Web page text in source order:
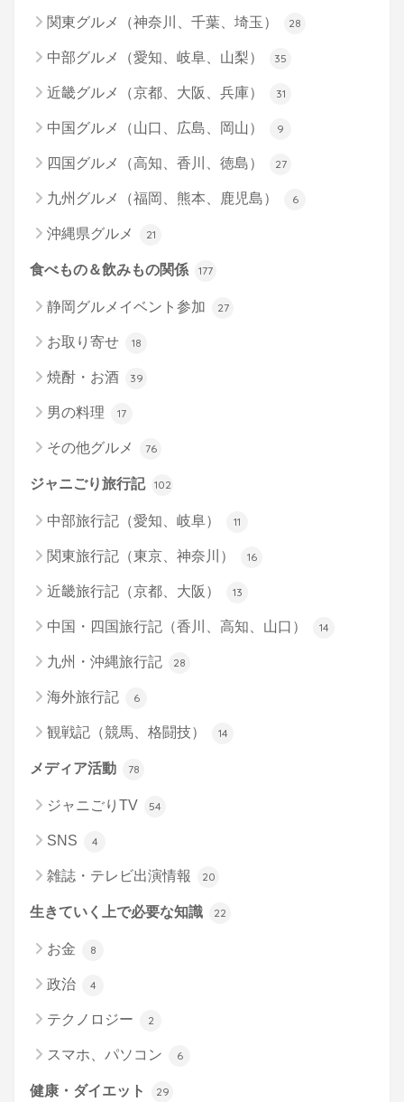
関東グルメ（神奈川、千葉、埼玉） 28
中部グルメ（愛知、岐阜、山梨） 35
近畿グルメ（京都、大阪、兵庫） 31
中国グルメ（山口、広島、岡山） 9
四国グルメ（高知、香川、徳島） 27
九州グルメ（福岡、熊本、鹿児島） 6
沖縄県グルメ 21
食べもの＆飲みもの関係 177
静岡グルメイベント参加 27
お取り寄せ 18
焼酎・お酒 39
男の料理 17
その他グルメ 76
ジャニごり旅行記 102
中部旅行記（愛知、岐阜） 11
関東旅行記（東京、神奈川） 16
近畿旅行記（京都、大阪） 13
中国・四国旅行記（香川、高知、山口） 14
九州・沖縄旅行記 28
海外旅行記 6
観戦記（競馬、格闘技） 14
メディア活動 78
ジャニごりTV 54
SNS 4
雑誌・テレビ出演情報 20
生きていく上で必要な知識 22
お金 8
政治 4
テクノロジー 2
スマホ、パソコン 6
健康・ダイエット 29